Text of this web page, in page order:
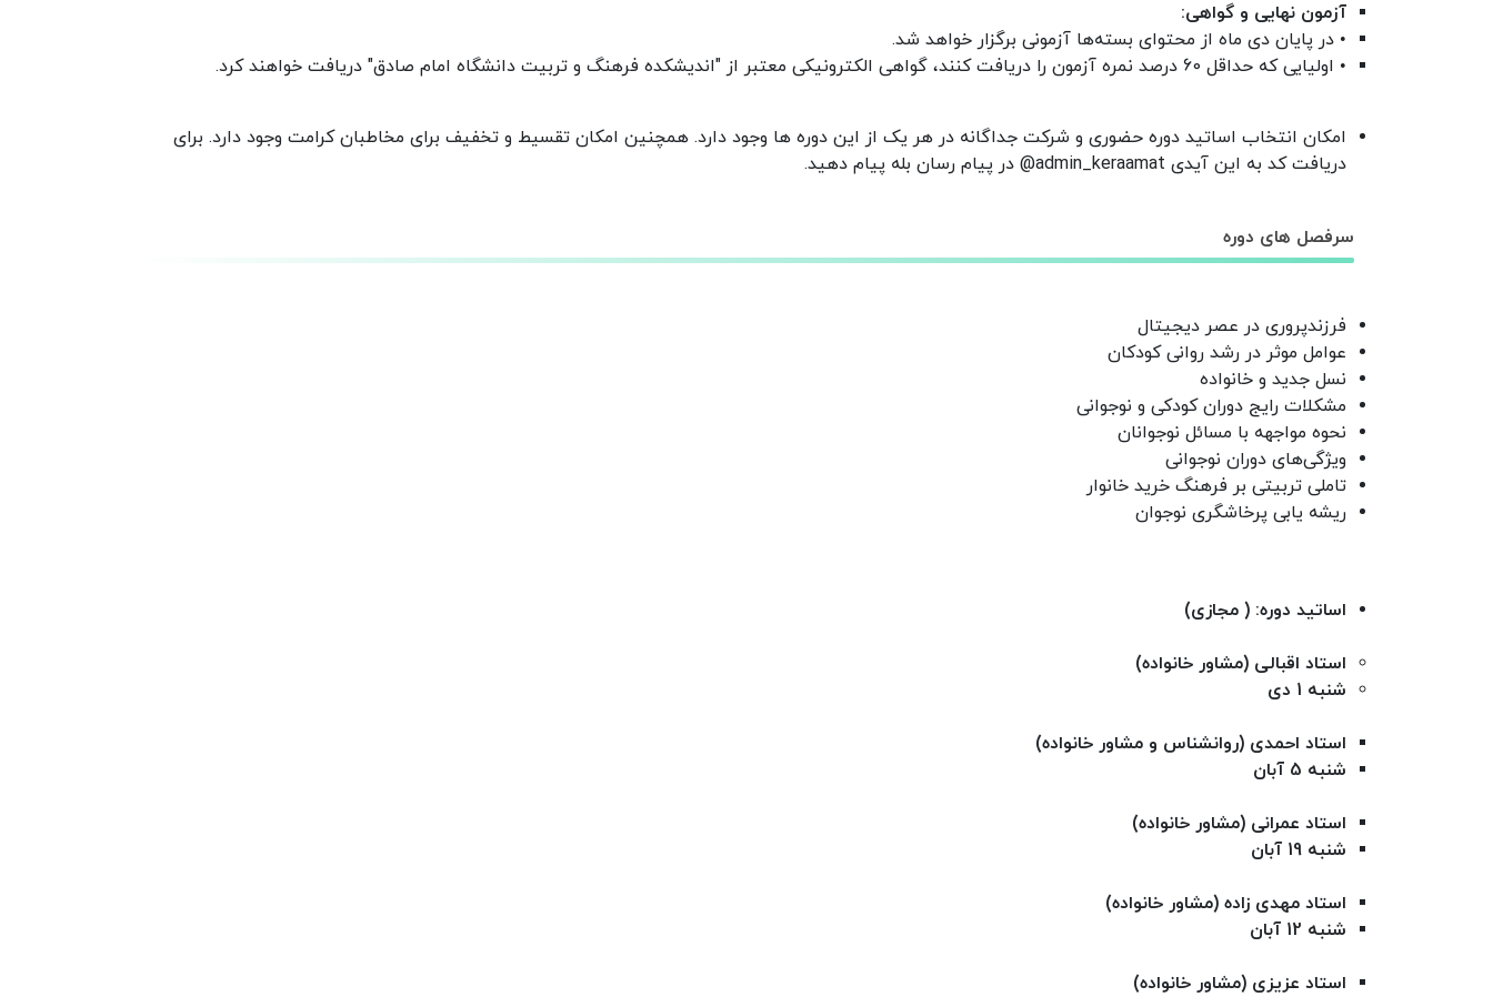
آزمون نهایی و گواهی:
• در پایان دی ماه از محتوای بسته‌ها آزمونی برگزار خواهد شد.
• اولیایی که حداقل 60 درصد نمره آزمون را دریافت کنند، گواهی الکترونیکی معتبر از "اندیشکده فرهنگ و تربیت دانشگاه امام صادق" دریافت خواهند کرد.
امکان انتخاب اساتید دوره حضوری و شرکت جداگانه در هر یک از این دوره ها وجود دارد. همچنین امکان تقسیط و تخفیف برای مخاطبان کرامت وجود دارد. برای
دریافت کد به این آیدی admin_keraamat@ در پیام رسان بله پیام دهید.
سرفصل های دوره
فرزندپروری در عصر دیجیتال
عوامل موثر در رشد روانی کودکان
نسل جدید و خانواده
مشکلات رایج دوران کودکی و نوجوانی
نحوه مواجهه با مسائل نوجوانان
ویژگی‌های دوران نوجوانی
تاملی تربیتی بر فرهنگ خرید خانوار
ریشه یابی پرخاشگری نوجوان
اساتید دوره: ( مجازی)
استاد اقبالی (مشاور خانواده)
شنبه 1 دی
استاد احمدی (روانشناس و مشاور خانواده)
شنبه 5 آبان
استاد عمرانی (مشاور خانواده)
شنبه 19 آبان
استاد مهدی زاده (مشاور خانواده)
شنبه 12 آبان
استاد عزیزی (مشاور خانواده)